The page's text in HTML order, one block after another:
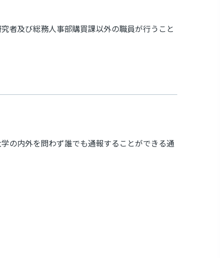
者及び総務人事部購買課以外の職員が行うこと
の内外を問わず誰でも通報することができる通